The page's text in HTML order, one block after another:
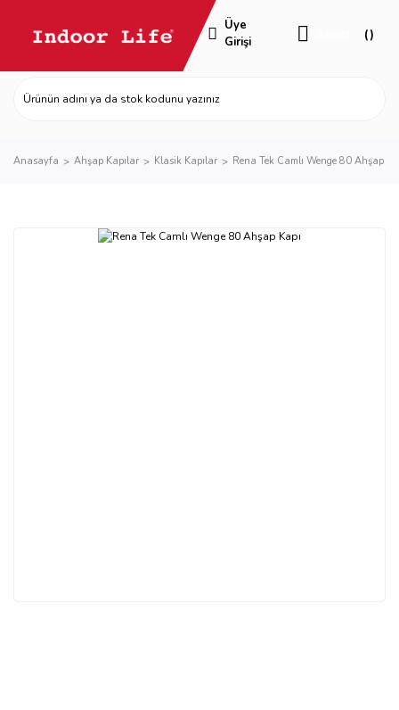
Üye
Girişi
Anasayfa Ahşap Kapılar Klasik Kapılar Rena Tek Camlı Wenge 80 Ahşap